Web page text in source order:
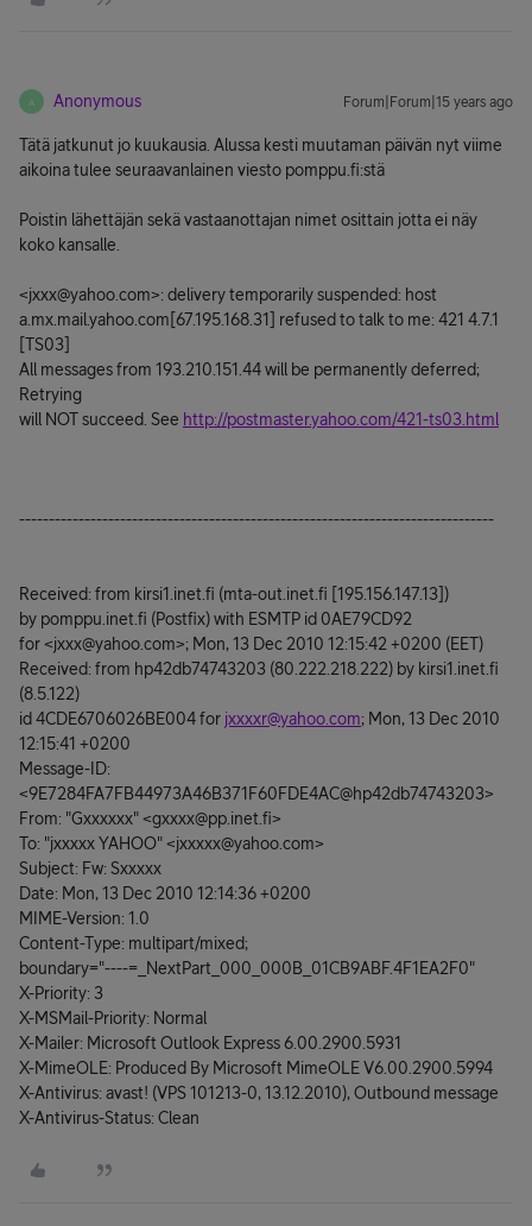
A Anonymous Forum|Forum|15 years ago
Tätä jatkunut jo kuukausia. Alussa kesti muutaman päivän nyt viime
aikoina tulee seuraavanlainen viesto pomppu.fi:stä
Poistin lähettäjän sekä vastaanottajan nimet osittain jotta ei näy
koko kansalle.
<jxxx@yahoo.com>: delivery temporarily suspended: host
a.mx.mail.yahoo.com[67.195.168.31] refused to talk to me: 421 4.7.1
[TS03]
All messages from 193.210.151.44 will be permanently deferred;
Retrying
will NOT succeed. See http://postmaster.yahoo.com/421-ts03.html
--------------------------------------------------------------------------------
Received: from kirsi1.inet.fi (mta-out.inet.fi [195.156.147.13])
by pomppu.inet.fi (Postfix) with ESMTP id 0AE79CD92
for <jxxx@yahoo.com>; Mon, 13 Dec 2010 12:15:42 +0200 (EET)
Received: from hp42db74743203 (80.222.218.222) by kirsi1.inet.fi
(8.5.122)
id 4CDE6706026BE004 for jxxxxr@yahoo.com; Mon, 13 Dec 2010
12:15:41 +0200
Message-ID:
<9E7284FA7FB44973A46B371F60FDE4AC@hp42db74743203>
From: "Gxxxxxx" <gxxxx@pp.inet.fi>
To: "jxxxxx YAHOO" <jxxxxx@yahoo.com>
Subject: Fw: Sxxxxx
Date: Mon, 13 Dec 2010 12:14:36 +0200
MIME-Version: 1.0
Content-Type: multipart/mixed;
boundary="----=_NextPart_000_000B_01CB9ABF.4F1EA2F0"
X-Priority: 3
X-MSMail-Priority: Normal
X-Mailer: Microsoft Outlook Express 6.00.2900.5931
X-MimeOLE: Produced By Microsoft MimeOLE V6.00.2900.5994
X-Antivirus: avast! (VPS 101213-0, 13.12.2010), Outbound message
X-Antivirus-Status: Clean